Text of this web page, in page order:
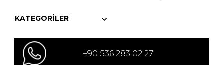
KATEGORILER
+90 536 283 02 27